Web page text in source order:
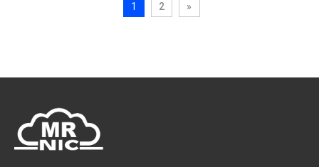
50mg/mL(5%) 니코틴
1 2 »